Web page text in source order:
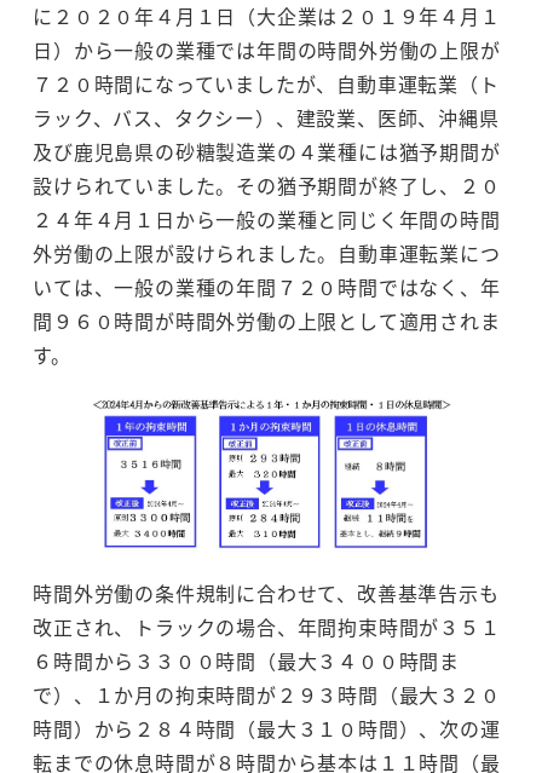
に２０２０年４月１日（大企業は２０１９年４月１
日）から一般の業種では年間の時間外労働の上限が
７２０時間になっていましたが、自動車運転業（ト
ラック、バス、タクシー）、建設業、医師、沖縄県
及び鹿児島県の砂糖製造業の４業種には猶予期間が
設けられていました。その猶予期間が終了し、２０
２４年４月１日から一般の業種と同じく年間の時間
外労働の上限が設けられました。自動車運転業につ
いては、一般の業種の年間７２０時間ではなく、年
間９６０時間が時間外労働の上限として適用されま
す。
時間外労働の条件規制に合わせて、改善基準告示も
改正され、トラックの場合、年間拘束時間が３５１
６時間から３３００時間（最大３４００時間ま
で）、１か月の拘束時間が２９３時間（最大３２０
時間）から２８４時間（最大３１０時間）、次の運
転までの休息時間が８時間から基本は１１時間（最